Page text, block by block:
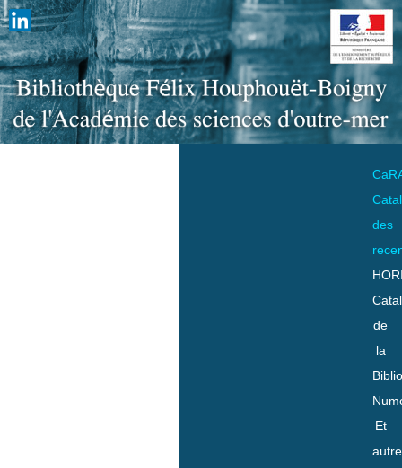
des
de
la
Et